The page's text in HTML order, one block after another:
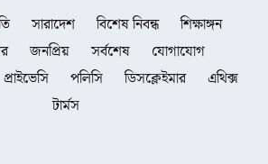
সারাদেশ বিশেষ নিবন্ধ
শিক্ষাঙ্গন
জনপ্রিয় সর্বশেষ
যোগাযোগ
প্রাইভেসি পলিসি ডিসক্লেইমার
এথিক্স
টার্মস